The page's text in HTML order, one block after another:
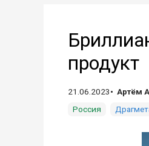
продукт
21.06.2023
Артём
Россия